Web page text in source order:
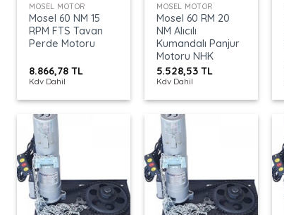
MOSEL MOTOR
Mosel 60 NM 15
RPM FTS Tavan
Perde Motoru
8.866,78TL
Kdv Dahil
MOSEL MOTOR
Mosel 60 RM 20
NM Alıcılı
Kumandalı Panjur
Motoru NHK
5.528,53TL
Kdv Dahil